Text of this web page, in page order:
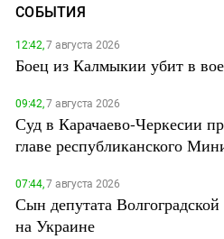
СОБЫТИЯ
12:42,7 августа 2026
Боец из Калмыкии убит в
09:42,7 августа 2026
Суд в Карачаево-Черкесии
главе республиканского
07:44,7 августа 2026
Сын депутата
на Украине